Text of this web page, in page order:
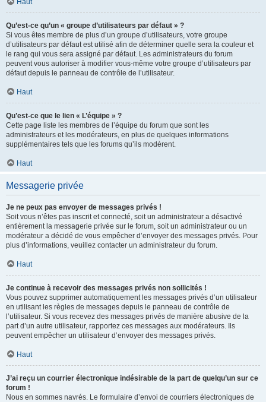
Haut
Qu’est-ce qu’un « groupe d’utilisateurs par défaut » ?
Si vous êtes membre de plus d’un groupe d’utilisateurs, votre groupe
d’utilisateurs par défaut est utilisé afin de déterminer quelle sera la couleur et
le rang qui vous sera assigné par défaut. Les administrateurs du forum
peuvent vous autoriser à modifier vous-même votre groupe d’utilisateurs par
défaut depuis le panneau de contrôle de l’utilisateur.
Haut
Qu’est-ce que le lien « L’équipe » ?
Cette page liste les membres de l’équipe du forum que sont les
administrateurs et les modérateurs, en plus de quelques informations
supplémentaires tels que les forums qu’ils modèrent.
Haut
Messagerie privée
Je ne peux pas envoyer de messages privés !
Soit vous n’êtes pas inscrit et connecté, soit un administrateur a désactivé
entièrement la messagerie privée sur le forum, soit un administrateur ou un
modérateur a décidé de vous empêcher d’envoyer des messages privés. Pour
plus d’informations, veuillez contacter un administrateur du forum.
Haut
Je continue à recevoir des messages privés non sollicités !
Vous pouvez supprimer automatiquement les messages privés d’un utilisateur
en utilisant les règles de messages depuis le panneau de contrôle de
l’utilisateur. Si vous recevez des messages privés de manière abusive de la
part d’un autre utilisateur, rapportez ces messages aux modérateurs. Ils
peuvent empêcher un utilisateur d’envoyer des messages privés.
Haut
J’ai reçu un courrier électronique indésirable de la part de quelqu’un sur ce
forum !
Nous en sommes navrés. Le formulaire d’envoi de courriers électroniques de